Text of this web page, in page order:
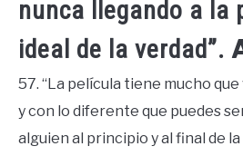
nunca llegando a la
ideal de la verdad”.
57. “La película tiene mucho
y con lo diferente que puedes
alguien al principio y al final de la